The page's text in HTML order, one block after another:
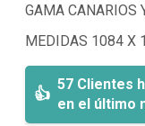
GAMA CANARIOS
MEDIDAS 1084 X
57 Clientes
en el último